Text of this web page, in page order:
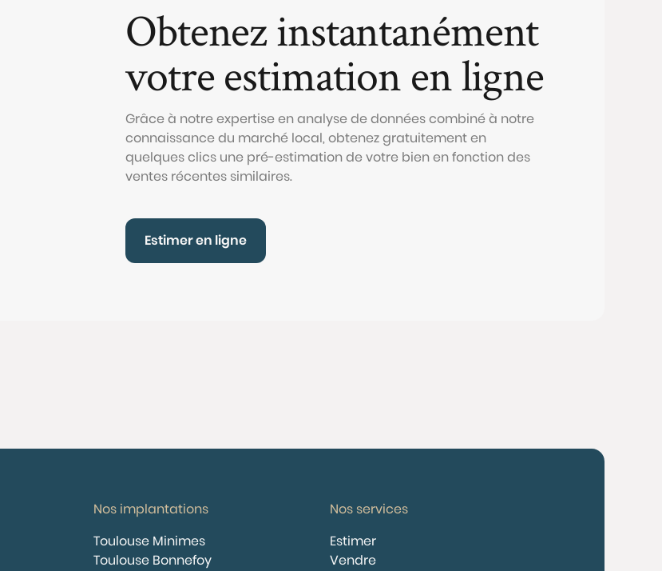
Obtenez instantanément
votre estimation en ligne
Grâce à notre expertise en analyse de données combiné à notre
connaissance du marché local, obtenez gratuitement en
quelques clics une pré-estimation de votre bien en fonction des
ventes récentes similaires.
Estimer en ligne
Nos implantations
Toulouse Minimes
Toulouse Bonnefoy
Nos services
Estimer
Vendre